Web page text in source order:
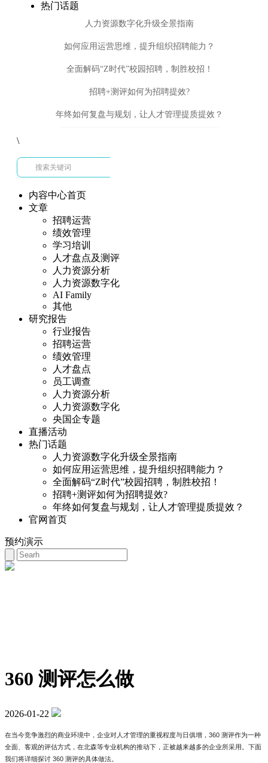
热门话题
人力资源数字化升级全景指南
如何应用运营思维，提升组织招聘能力？
全面解码“Z时代”校园招聘，制胜校招！
招聘+测评如何为招聘提效?
年终如何复盘与规划，让人才管理提质提效？
\
内容中心首页
文章
招聘运营
绩效管理
学习培训
人才盘点及测评
人力资源分析
人力资源数字化
AI Family
其他
研究报告
行业报告
招聘运营
绩效管理
人才盘点
员工调查
人力资源分析
人力资源数字化
央国企专题
直播活动
热门话题
人力资源数字化升级全景指南
如何应用运营思维，提升组织招聘能力？
全面解码“Z时代”校园招聘，制胜校招！
招聘+测评如何为招聘提效?
年终如何复盘与规划，让人才管理提质提效？
官网首页
预约演示
360 测评怎么做
2026-01-22
在当今竞争激烈的商业环境中，企业对人才管理的重视程度与日俱增，360 测评作为一种
全面、客观的评估方式，在北森等专业机构的推动下，正被越来越多的企业所采用。下面
我们将详细探讨 360 测评的具体做法。